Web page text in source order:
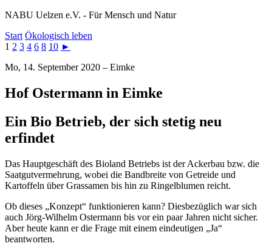
NABU Uelzen e.V. - Für Mensch und Natur
Start Ökologisch leben
1 2 3 4 6 8 10 ►
Mo, 14. September 2020 – Eimke
Hof Ostermann in Eimke
Ein Bio Betrieb, der sich stetig neu
erfindet
Das Hauptgeschäft des Bioland Betriebs ist der Ackerbau bzw. die
Saatgutvermehrung, wobei die Bandbreite von Getreide und
Kartoffeln über Grassamen bis hin zu Ringelblumen reicht.
Ob dieses „Konzept“ funktionieren kann? Diesbezüglich war sich
auch Jörg-Wilhelm Ostermann bis vor ein paar Jahren nicht sicher.
Aber heute kann er die Frage mit einem eindeutigen „Ja“
beantworten.